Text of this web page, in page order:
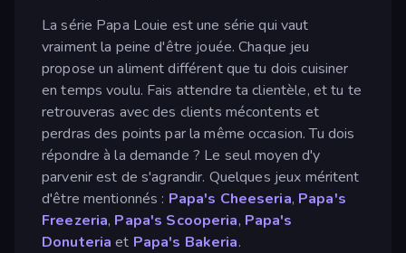
La série Papa Louie est une série qui vaut
vraiment la peine d'être jouée. Chaque jeu
propose un aliment différent que tu dois cuisiner
en temps voulu. Fais attendre ta clientèle, et tu te
retrouveras avec des clients mécontents et
perdras des points par la même occasion. Tu dois
répondre à la demande ? Le seul moyen d'y
parvenir est de s'agrandir. Quelques jeux méritent
d'être mentionnés : Papa's Cheeseria, Papa's
Freezeria, Papa's Scooperia, Papa's
Donuteria et Papa's Bakeria.